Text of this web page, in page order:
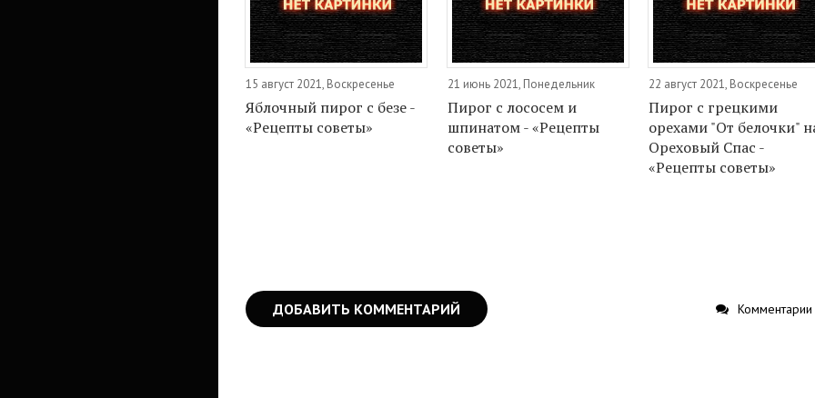
15 август 2021, Воскресенье
Яблочный пирог с безе -
«Рецепты советы»
21 июнь 2021, Понедельник
Пирог с лососем и
шпинатом - «Рецепты
советы»
22 август 2021, Воскресенье
Пирог с грецкими
орехами "От белочки"
Ореховый Спас -
«Рецепты советы»
ДОБАВИТЬ КОММЕНТАРИЙ Комментарии